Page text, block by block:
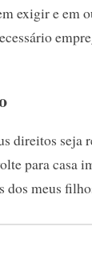
exigir e em
direitos seja
para casa
dos meus